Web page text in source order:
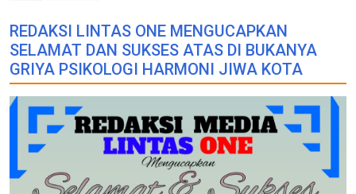
REDAKSI LINTAS ONE MENGUCAPKAN
SELAMAT DAN SUKSES ATAS DI BUKANYA
GRIYA PSIKOLOGI HARMONI JIWA KOTA